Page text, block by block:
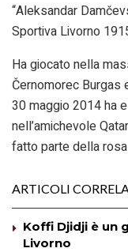
“Aleksandar
Sportiva Livorno
Ha giocato nella
Černomorec Burgas
30 maggio 2014 ha
nell’amichevole
fatto parte della
ARTICOLI
Koffi Djidji è un
Livorno